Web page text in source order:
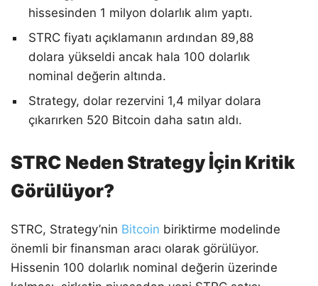
hissesinden 1 milyon dolarlık alım yaptı.
STRC fiyatı açıklamanın ardından 89,88
dolara yükseldi ancak hala 100 dolarlık
nominal değerin altında.
Strategy, dolar rezervini 1,4 milyar dolara
çıkarırken 520 Bitcoin daha satın aldı.
STRC Neden Strategy İçin Kritik
Görülüyor?
STRC, Strategy’nin Bitcoin biriktirme modelinde
önemli bir finansman aracı olarak görülüyor.
Hissenin 100 dolarlık nominal değerin üzerinde